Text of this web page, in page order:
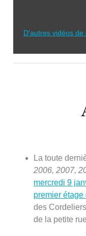
D'autres vidéos
La toute
2006, 2007,
mercredi 9
premier
des
de la petite